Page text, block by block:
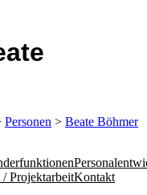
Personen > Beate Böhmer
/ ProjektarbeitKontakt